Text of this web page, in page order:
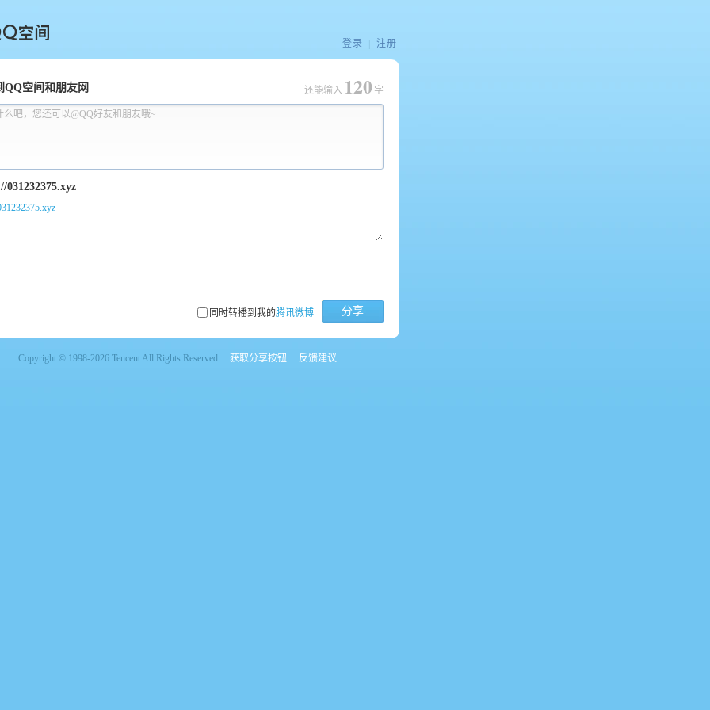
间
登录 注册
QQ空间和朋友网
么吧，您还可以@QQ好友和朋友哦~
还能输入 120 字
同时转播到我的腾讯微博 分享
Copyright © 1998-2026 Tencent All Rights Reserved 获取分享按钮 反馈建议